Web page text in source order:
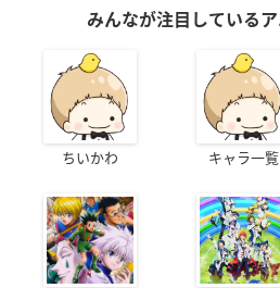
みんなが注目している
ちいかわ キャラ一覧